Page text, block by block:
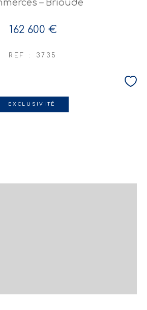
– Brioude
162 600 €
REF : 3735
EXCLUSIVITÉ